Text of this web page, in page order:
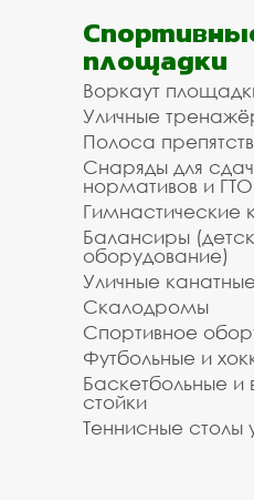
площадки
Воркаут
Уличные
Полоса
Снаряды для
нормативов и ГТО
Гимнастические
Балансиры
оборудование)
Уличные
Скалодромы
Спортивное
Футбольные и
Баскетбольные и
стойки
Теннисные столы